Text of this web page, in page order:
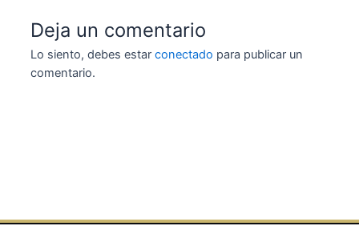
Deja un comentario
Lo siento, debes estar conectado para publicar un
comentario.